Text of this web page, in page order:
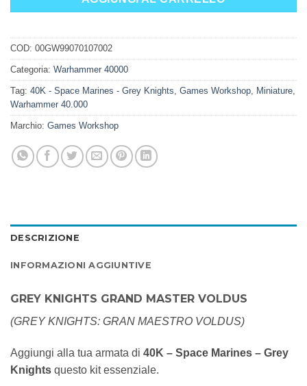
COD: 00GW99070107002
Categoria: Warhammer 40000
Tag: 40K - Space Marines - Grey Knights Games Workshop Miniature
Warhammer 40.000
Marchio: Games Workshop
DESCRIZIONE
INFORMAZIONI AGGIUNTIVE
GREY KNIGHTS GRAND MASTER VOLDUS
(GREY KNIGHTS: GRAN MAESTRO VOLDUS)
Aggiungi alla tua armata di 40K – Space Marines – Grey
Knights questo kit essenziale.